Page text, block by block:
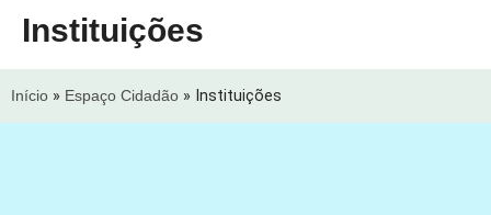
Instituições
Início » Espaço Cidadão » Instituições